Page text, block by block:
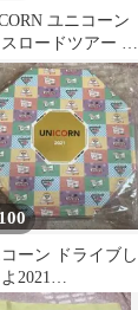
ユニコーン
ロードツアー と
ランダムなグッ
員
ーン ドライブし
2021
グッズ ハ